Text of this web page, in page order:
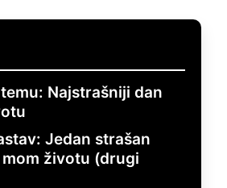
Najstrašniji dan
Jedan strašan
životu (drugi